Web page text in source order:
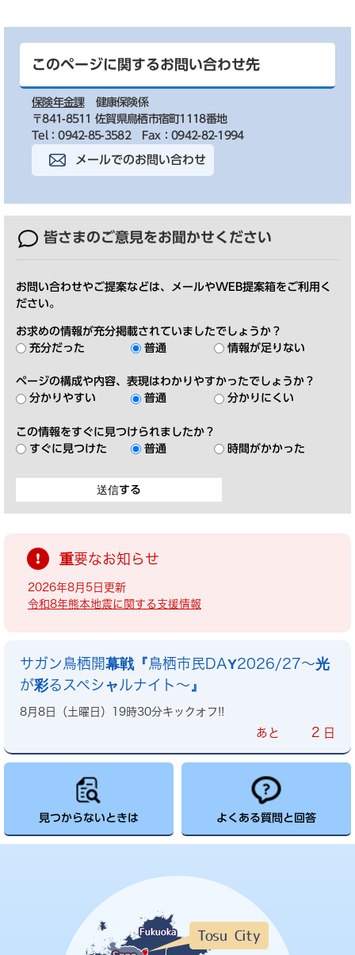
このページに関するお問い合わせ先
保険年金課
健康保険係
〒841-8511 佐賀県鳥栖市宿町1118番地
Tel：0942-85-3582
Fax：0942-82-1994
メールでのお問い合わせ
皆さまのご意見をお聞かせください
お問い合わせやご提案などは、メールやWEB提案箱をご利用く
ださい。
お求めの情報が充分掲載されていましたでしょうか？
充分だった
普通 情報が足りない
ページの構成や内容、表現はわかりやすかったでしょうか？
分かりやすい
普通 分かりにくい
この情報をすぐに見つけられましたか？
すぐに見つけた
普通 時間がかかった
重要なお知らせ
2026年8月5日更新
令和8年熊本地震に関する支援情報
サガン鳥栖開幕戦『鳥栖市民DAY2026/27～光
が彩るスペシャルナイト～』
8月8日（土曜日）19時30分キックオフ!!
あと 2 日
見つからないときは よくある質問と回答